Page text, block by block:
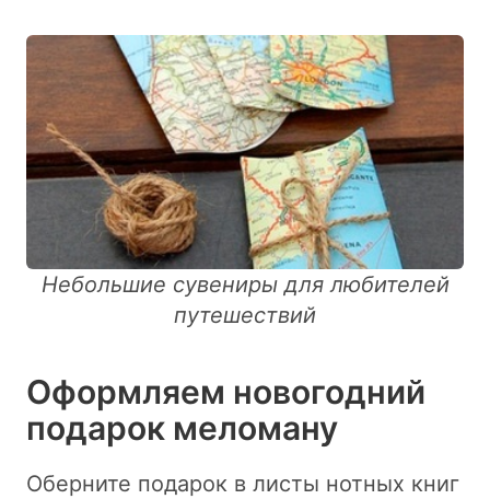
Небольшие сувениры для любителей
путешествий
Оформляем новогодний
подарок меломану
Оберните подарок в листы нотных книг